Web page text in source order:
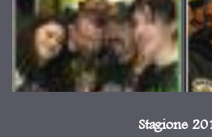
Stagione